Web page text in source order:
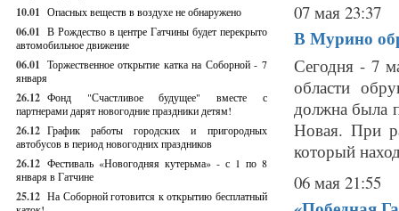
10.01 Опасных веществ в воздухе не обнаружено
06.01 В Рождество в центре Гатчины будет перекрыто
автомобильное движение
06.01 Торжественное открытие катка на Соборной - 7
января
26.12 Фонд "Счастливое будущее" вместе с
партнерами дарят новогодние праздники детям!
26.12 График работы городских и пригородных
автобусов в период новогодних праздников
26.12 Фестиваль «Новогодняя кутерьма» - с 1 по 8
января в Гатчине
25.12 На Соборной готовится к открытию бесплатный
07 мая 23:37
В Мурино
Сегодня - 7
области
должна была
Новая. При
который
06 мая 21:55